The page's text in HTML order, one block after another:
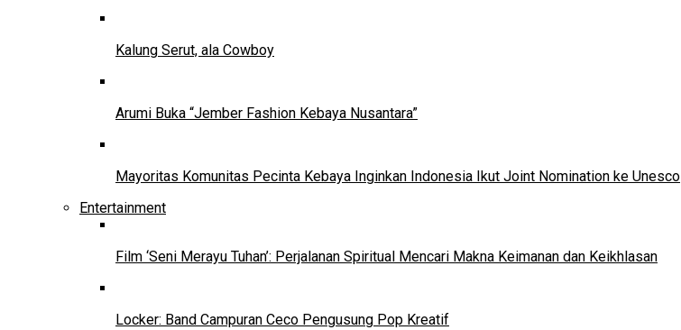
Kalung Serut, ala Cowboy
Arumi Buka “Jember Fashion Kebaya Nusantara”
Mayoritas Komunitas Pecinta Kebaya Inginkan Indonesia Ikut Joint Nomination ke Unesco
Entertainment
Film ‘Seni Merayu Tuhan’: Perjalanan Spiritual Mencari Makna Keimanan dan Keikhlasan
Locker: Band Campuran Ceco Pengusung Pop Kreatif